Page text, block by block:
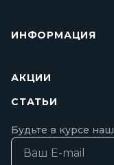
ИНФОРМАЦИЯ
АКЦИИ
СТАТЬИ
Будьте в курсе